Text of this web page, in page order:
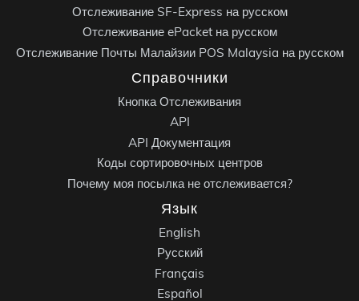
Отслеживание SF-Express на русском
Отслеживание ePacket на русском
Отслеживание Почты Малайзии POS Malaysia на русском
Справочники
Кнопка Отслеживания
API
API Документация
Коды сортировочных центров
Почему моя посылка не отслеживается?
Язык
English
Русский
Français
Español